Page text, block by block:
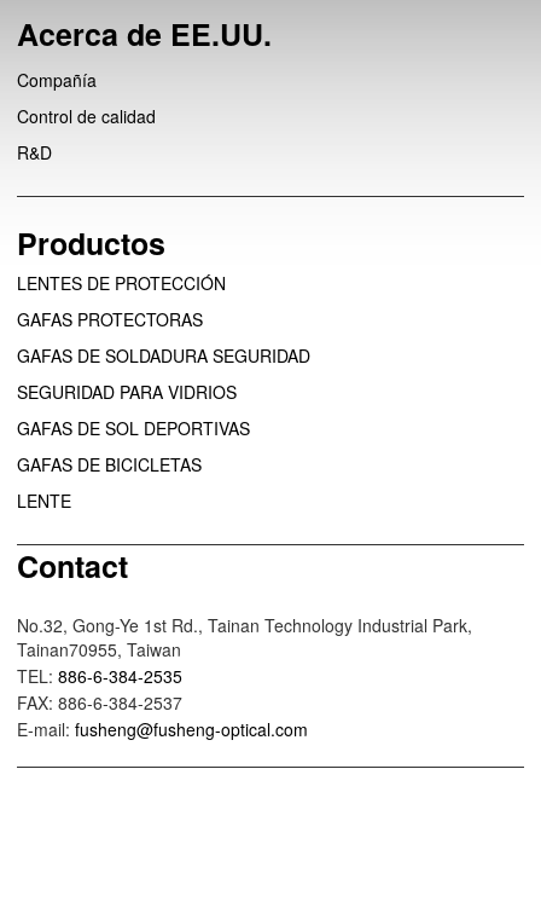
Acerca de EE.UU.
Compañía
Control de calidad
R&D
Productos
LENTES DE PROTECCIÓN
GAFAS PROTECTORAS
GAFAS DE SOLDADURA SEGURIDAD
SEGURIDAD PARA VIDRIOS
GAFAS DE SOL DEPORTIVAS
GAFAS DE BICICLETAS
LENTE
Contact
No.32, Gong-Ye 1st Rd., Tainan Technology Industrial Park,
Tainan70955, Taiwan
TEL: 886-6-384-2535
FAX: 886-6-384-2537
E-mail: fusheng@fusheng-optical.com